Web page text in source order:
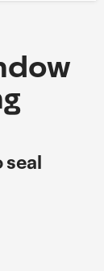
seal